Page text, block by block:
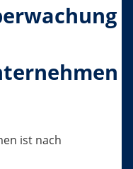
ist nach